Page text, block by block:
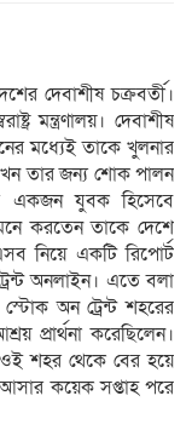
দেবাশীষ চক্রবর্তী।
মন্ত্রণালয়। দেবাশীষ
মধ্যেই তাকে খুলনার
তার জন্য শোক পালন
একজন যুবক হিসেবে
করতেন তাকে দেশে
নিয়ে একটি রিপোর্ট
অনলাইন। এতে বলা
স্টোক অন ট্রেন্ট শহরের
প্রার্থনা করেছিলেন।
ওই শহর থেকে বের হয়ে
আসার কয়েক সপ্তাহ পরে